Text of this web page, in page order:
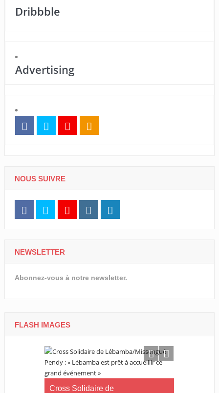
Dribbble
Advertising
NOUS SUIVRE
NEWSLETTER
Abonnez-vous à notre newsletter.
FLASH IMAGES
Cross Solidaire de